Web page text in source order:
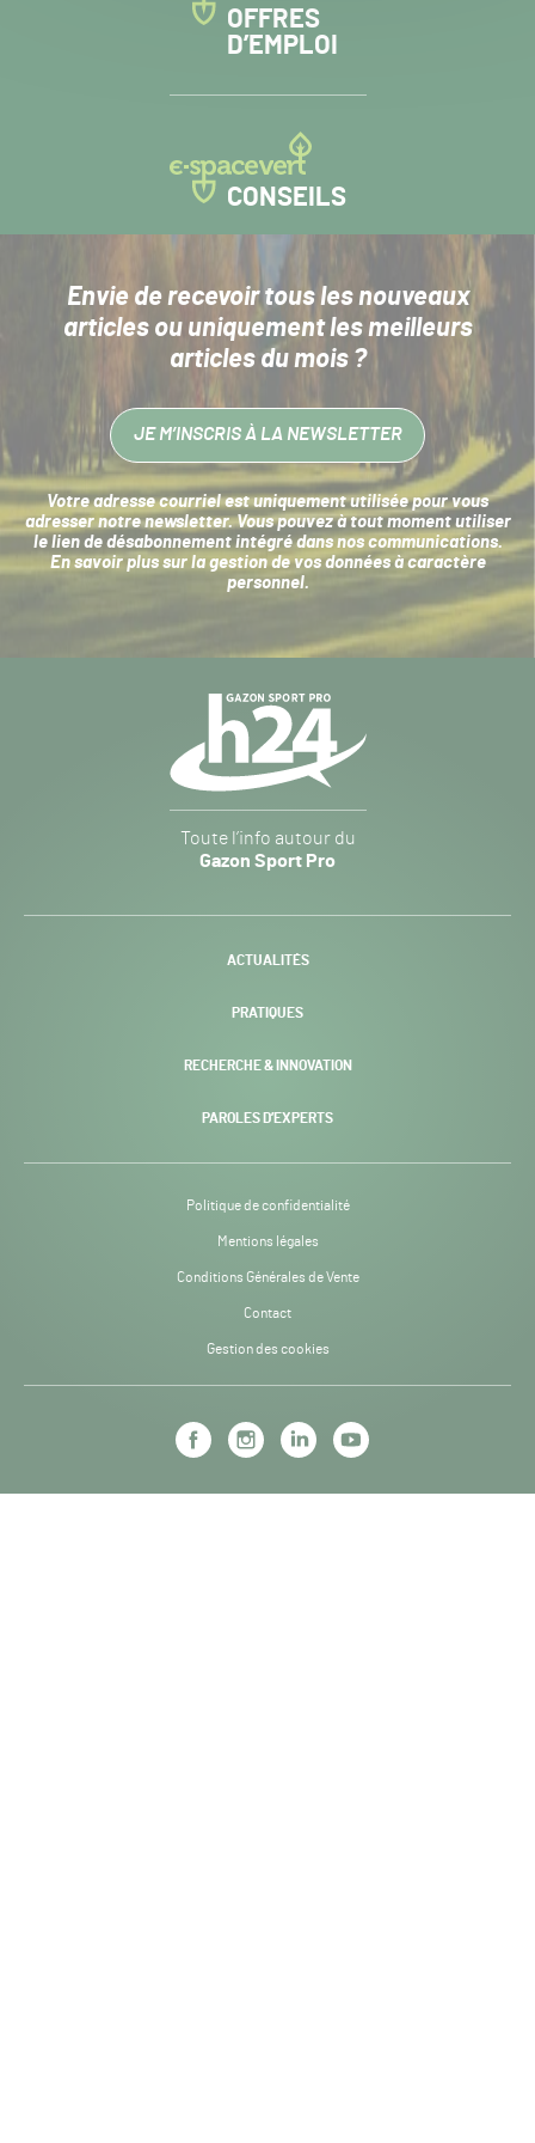
OFFRES
D’EMPLOI
CONSEILS
Envie de recevoir tous les nouveaux
articlesou uniquement les meilleurs
articles du mois ?
JE M’INSCRIS À LA NEWSLETTER
Votre adresse courriel est uniquement utilisée pour vous
adresser notre newsletter. Vous pouvez à tout moment utiliser
le lien de désabonnement intégré dans nos communications.
En savoir plus sur la gestion de vos données à caractère
personnel.
Sport
Pro
-
Toute l’info autour du
Gazon Sport Pro
ACTUALITÉS
PRATIQUES
RECHERCHE & INNOVATION
PAROLES D’EXPERTS
Politique de confidentialité
Mentions légales
Conditions Générales de Vente
Contact
Gestion des cookies